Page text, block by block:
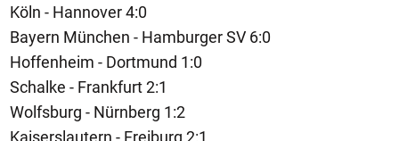
Köln - Hannover 4:0
Bayern München - Hamburger SV 6:0
Hoffenheim - Dortmund 1:0
Schalke - Frankfurt 2:1
Wolfsburg - Nürnberg 1:2
Kaiserslautern - Freiburg 2:1